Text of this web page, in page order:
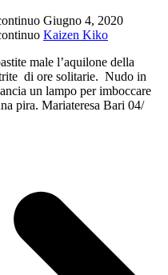
Giugno 4, 2020
Kaizen Kiko
male l’aquilone della
di ore solitarie. Nudo in
un lampo per imboccare
pira. Mariateresa Bari 04/